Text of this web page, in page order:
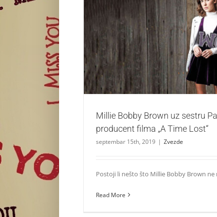
Millie Bobby Brown uz sestru Paige
Zvezde
Millie Bobby Brown uz sestru
producent filma „A Time Lost“
septembar 15th, 2019 | Zvezde
Postoji li nešto što Millie Bobby Brown ne
Read More